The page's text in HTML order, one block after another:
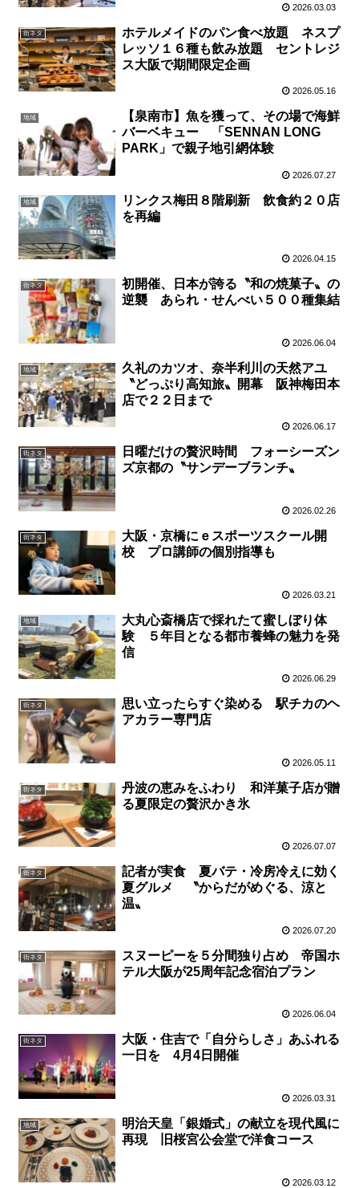
2026.03.03
街ネタ
ホテルメイドのパン食べ放題 ネスプ
レッソ１６種も飲み放題 セントレジ
ス大阪で期間限定企画
2026.05.16
地域
【泉南市】魚を獲って、その場で海鮮
バーベキュー 「SENNAN LONG
PARK」で親子地引網体験
2026.07.27
地域
リンクス梅田８階刷新 飲食約２０店
を再編
2026.04.15
街ネタ
初開催、日本が誇る〝和の焼菓子〟の
逆襲 あられ・せんべい５００種集結
2026.06.04
地域
久礼のカツオ、奈半利川の天然アユ
〝どっぷり高知旅〟開幕 阪神梅田本
店で２２日まで
2026.06.17
街ネタ
日曜だけの贅沢時間 フォーシーズン
ズ京都の〝サンデーブランチ〟
2026.02.26
街ネタ
大阪・京橋にｅスポーツスクール開
校 プロ講師の個別指導も
2026.03.21
地域
大丸心斎橋店で採れたて蜜しぼり体
験 ５年目となる都市養蜂の魅力を発
信
2026.06.29
街ネタ
思い立ったらすぐ染める 駅チカのヘ
アカラー専門店
2026.05.11
街ネタ
丹波の恵みをふわり 和洋菓子店が贈
る夏限定の贅沢かき氷
2026.07.07
街ネタ
記者が実食 夏バテ・冷房冷えに効く
夏グルメ 〝からだがめぐる、涼と
温〟
2026.07.20
街ネタ
スヌーピーを５分間独り占め 帝国ホ
テル大阪が25周年記念宿泊プラン
2026.06.04
街ネタ
大阪・住吉で「自分らしさ」あふれる
一日を 4月4日開催
2026.03.31
地域
明治天皇「銀婚式」の献立を現代風に
再現 旧桜宮公会堂で洋食コース
2026.03.12